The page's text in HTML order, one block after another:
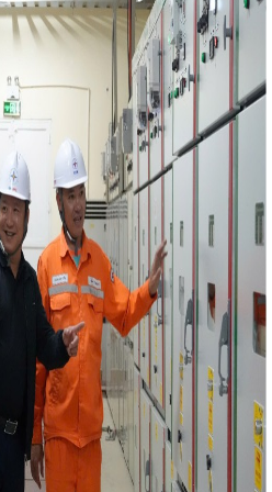
địa phương 02 cấp trên
động “Người Việt Nam
Hà Tĩnh có 2 dự án quan
“Chiến dịch Quang Trung”
2025
Đề xuất xây
tại Hà Tĩnh
Ban
ý kiến các nội dung
vụ nhu cầu thị trường
kéo dài về phía Đông
4 năm 2025
Kê
trường Việt Nam giai
Việt Nam và Bộ Công
nghiệp
Bộ đội
2024
Tình hình
họp lần thứ 13 Ủy ban hợp
gia Hội nghị Kết nối
cả nước
Hà Tĩnh
học công nghệ,
như thế nào?
phố Hà Tĩnh một thế kỷ
các tỉnh Bắc Trung Bộ
thứ nhất Bắc Trung Bộ
phổ biến văn bản
2021-2026 thông qua
mừng Đại hội XIV của